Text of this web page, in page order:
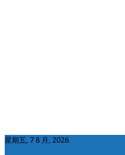
星期五, 7 8 月, 2026